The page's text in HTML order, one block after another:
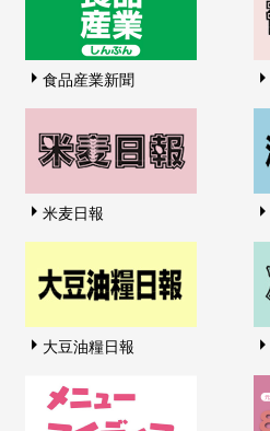
食品産業新聞
米麦日報
大豆油糧日報